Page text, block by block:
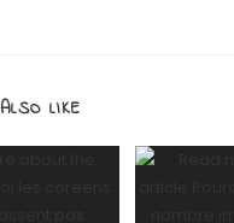
LIKE